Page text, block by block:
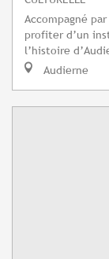
Accompagné
profiter d’un
l’histoire
Audierne